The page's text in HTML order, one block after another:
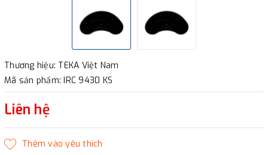
Thương hiệu: TEKA Việt Nam
Mã sản phẩm: IRC 9430 KS
Liên hệ